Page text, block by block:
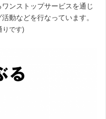
ンストップサービスを通じ
動などを行なっています。
りです)